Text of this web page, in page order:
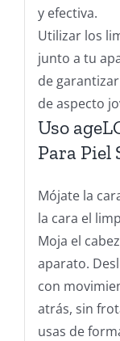
y efectiva.
Utilizar los
junto a tu
de
de aspecto
Uso
Para Piel
Mójate la
la cara el
Moja el
aparato.
con
atrás, sin
usas de